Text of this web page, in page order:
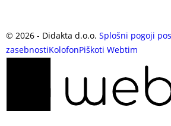
© 2026 - Didakta d.o.o. Splošni pogoji
zasebnostiKolofonPiškoti Webtim